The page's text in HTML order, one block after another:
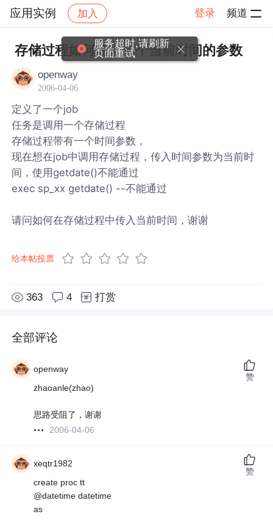
应用实例 加入 登录 频道
社区 应用实例 帖子详情
存储过程如何传入一个当前时间的参数
openway
2006-04-06
定义了一个job
任务是调用一个存储过程
存储过程带有一个时间参数，
现在想在job中调用存储过程，传入时间参数为当前时
间，使用getdate()不能通过
exec sp_xx getdate() --不能通过
请问如何在存储过程中传入当前时间，谢谢
给本帖投票
363 4 打赏
全部评论
openway
zhaoanle(zhao)
思路受阻了，谢谢
2006-04-06
赞
xeqtr1982
create proc tt
@datetime datetime
as
赞
服务超时,请刷新
页面重试